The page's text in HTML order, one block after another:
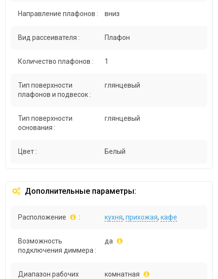
Направление плафонов : вниз
Вид рассеивателя : Плафон
Количество плафонов : 1
Тип поверхности
плафонов и подвесок :
глянцевый
Тип поверхности
основания :
глянцевый
Цвет : Белый
Дополнительные параметры:
Расположение : кухня,прихожая,кафе
Возможность
подключения диммера :
да
Диапазон рабочих
комнатная